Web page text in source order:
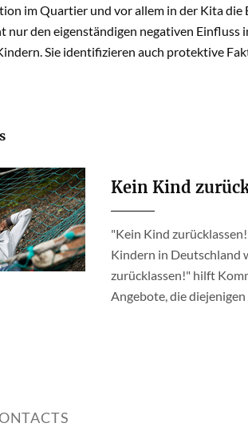
im Quartier und vor allem in der Kita
nur den eigenständigen negativen
Sie identifizieren auch protektive
Kein Kind
"Kein Kind
Kindern in Deutschland
zurücklassen!" hilft
Angebote, die